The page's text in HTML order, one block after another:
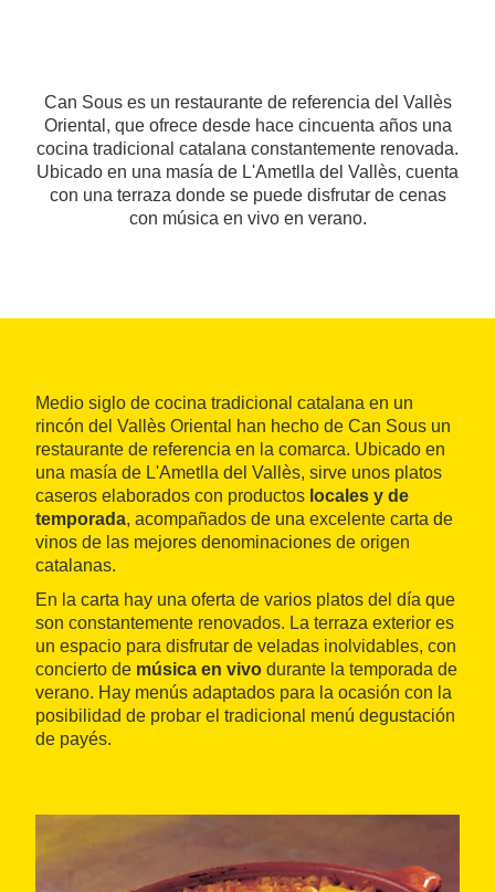
Can Sous es un restaurante de referencia del Vallès
Oriental, que ofrece desde hace cincuenta años una
cocina tradicional catalana constantemente renovada.
Ubicado en una masía de L'Ametlla del Vallès, cuenta
con una terraza donde se puede disfrutar de cenas
con música en vivo en verano.
Medio siglo de cocina tradicional catalana en un
rincón del Vallès Oriental han hecho de Can Sous un
restaurante de referencia en la comarca. Ubicado en
una masía de L'Ametlla del Vallès, sirve unos platos
caseros elaborados con productos locales y de
temporada, acompañados de una excelente carta de
vinos de las mejores denominaciones de origen
catalanas.
En la carta hay una oferta de varios platos del día que
son constantemente renovados. La terraza exterior es
un espacio para disfrutar de veladas inolvidables, con
concierto de música en vivo durante la temporada de
verano. Hay menús adaptados para la ocasión con la
posibilidad de probar el tradicional menú degustación
de payés.